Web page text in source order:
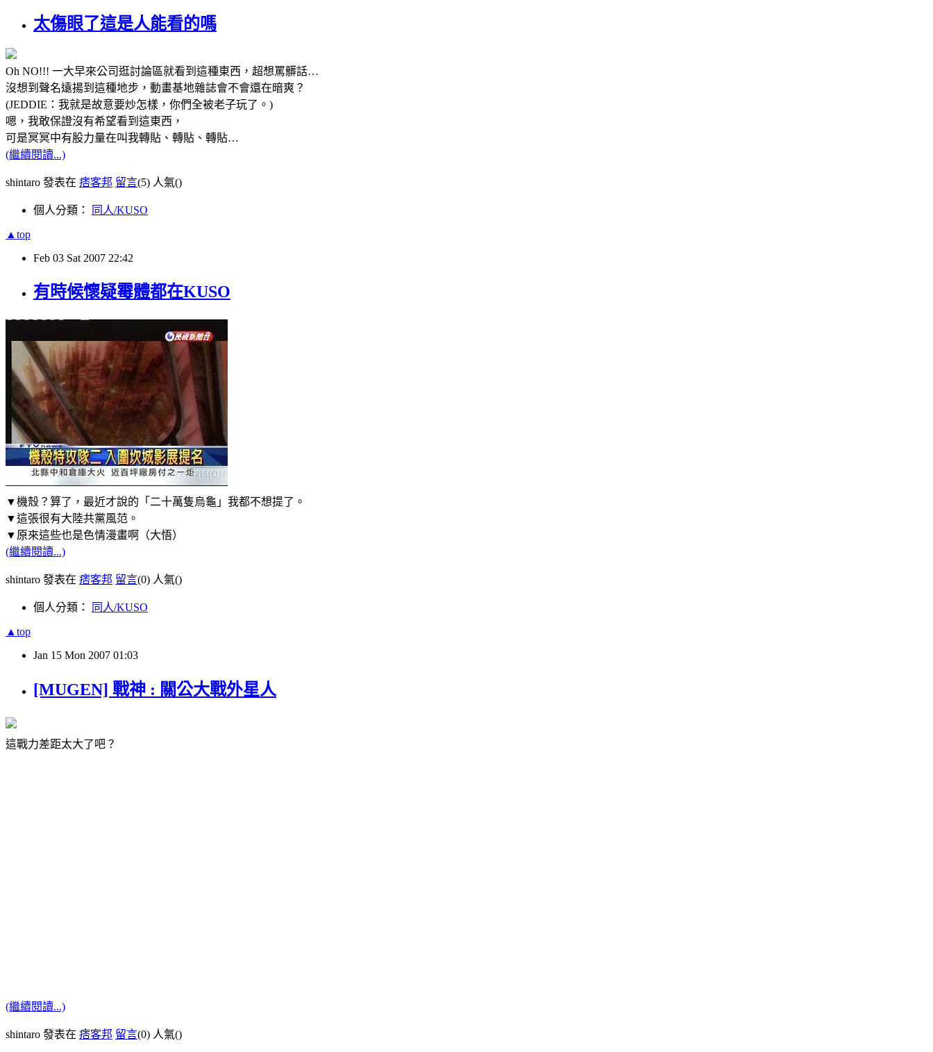
太傷眼了這是人能看的嗎
Oh NO!!! 一大早來公司逛討論區就看到這種東西，超想罵髒話…
沒想到聲名遠揚到這種地步，動畫基地雜誌會不會還在暗爽？
(JEDDIE：我就是故意要炒怎樣，你們全被老子玩了。)
嗯，我敢保證沒有希望看到這東西，
可是冥冥中有股力量在叫我轉貼、轉貼、轉貼…
(繼續閱讀...)
shintaro 發表在 痞客邦 留言(5) 人氣()
個人分類： 同人/KUSO
▲top
Feb 03 Sat 2007 22:42
有時候懷疑霉體都在KUSO
▼機殼？算了，最近才說的「二十萬隻烏龜」我都不想提了。
▼這張很有大陸共黨風范。
▼原來這些也是色情漫畫啊（大悟）
(繼續閱讀...)
shintaro 發表在 痞客邦 留言(0) 人氣()
個人分類： 同人/KUSO
▲top
Jan 15 Mon 2007 01:03
[MUGEN] 戰神 : 關公大戰外星人
這戰力差距太大了吧？
(繼續閱讀...)
shintaro 發表在 痞客邦 留言(0) 人氣()